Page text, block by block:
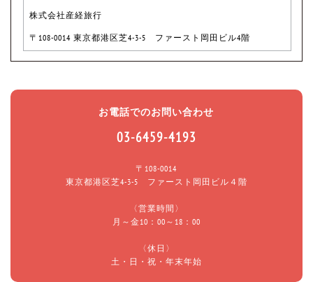
株式会社産経旅行
〒108-0014 東京都港区芝4-3-5 ファースト岡田ビル4階
お電話でのお問い合わせ
03-6459-4193
〒108-0014
東京都港区芝4-3-5 ファースト岡田ビル４階
〈営業時間〉
月～金10：00～18：00
〈休日〉
土・日・祝・年末年始